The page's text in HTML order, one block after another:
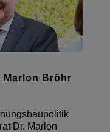
Marlon Bröhr
Dr. Marlon